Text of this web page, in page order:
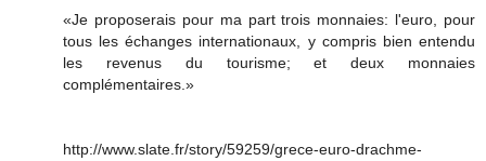
«Je proposerais pour ma part trois monnaies: l'euro, pour
tous les échanges internationaux, y compris bien entendu
les revenus du tourisme; et deux monnaies
complémentaires.»
http://www.slate.fr/story/59259/grece-euro-drachme-